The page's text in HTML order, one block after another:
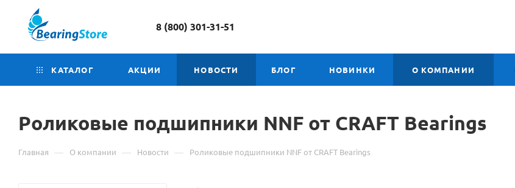
8 (800) 301-31-51
КАТАЛОГ АКЦИИ НОВОСТИ БЛОГ НОВИНКИ О КОМПАНИИ
Роликовые подшипники NNF от CRAFT Bearings
Главная — О компании — Новости — Роликовые подшипники NNF от CRAFT Bearings